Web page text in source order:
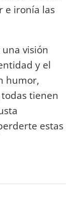
e ironía las
visión
y el
humor,
tienen
estas